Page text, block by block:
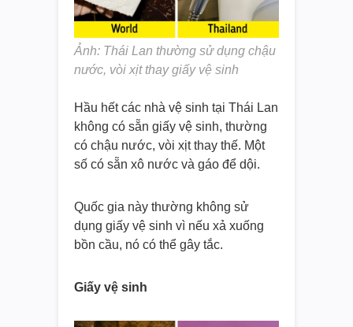
Ảnh: Thái Lan thường sử dụng chậu
nước, vòi xịt thay giấy vệ sinh
Hầu hết các nhà vệ sinh tại Thái Lan
không có sẵn giấy vệ sinh, thường
có chậu nước, vòi xịt thay thế. Một
số có sẵn xô nước và gáo để dội.
Quốc gia này thường không sử
dụng giấy vệ sinh vì nếu xả xuống
bồn cầu, nó có thể gây tắc.
Giấy vệ sinh